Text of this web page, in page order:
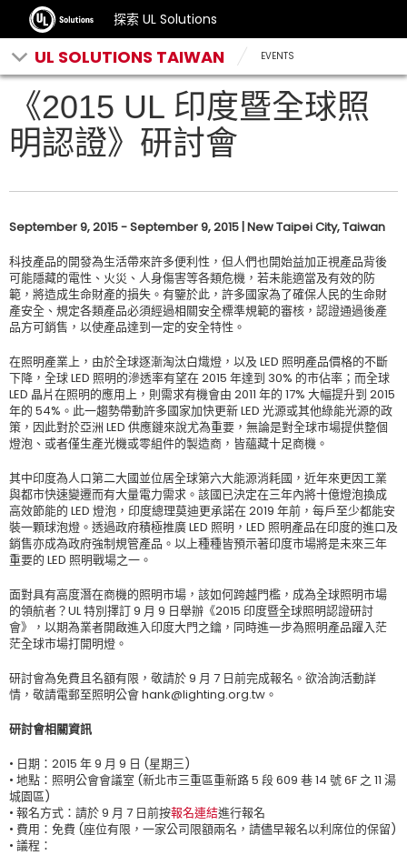
探索 UL Solutions
UL SOLUTIONS TAIWAN EVENTS
《2015 UL 印度暨全球照
明認證》研討會
September 9, 2015 - September 9, 2015 | New Taipei City, Taiwan
科技產品的開發為生活帶來許多便利性，但人們也開始益加正視產品背後
可能隱藏的電性、火災、人身傷害等各類危機，若未能適當及有效的防
範，將造成生命財產的損失。有鑒於此，許多國家為了確保人民的生命財
產安全、規定各類產品必須經過相關安全標準規範的審核，認證通過後產
品方可銷售，以使產品達到一定的安全特性。
在照明產業上，由於全球逐漸淘汰白熾燈，以及 LED 照明產品價格的不斷
下降，全球 LED 照明的滲透率有望在 2015 年達到 30% 的市佔率；而全球
LED 晶片在照明的應用上，則需求有機會由 2011 年的 17% 大幅提升到 2015
年的 54%。此一趨勢帶動許多國家加快更新 LED 光源或其他綠能光源的政
策，因此對於亞洲 LED 供應鏈來說尤為重要，無論是對全球市場提供整個
燈泡、或者僅生產光機或零組件的製造商，皆蘊藏十足商機。
其中印度為人口第二大國並位居全球第六大能源消耗國，近年來更因工業
與都市快速變遷而有大量電力需求。該國已決定在三年內將十億燈泡換成
高效節能的 LED 燈泡，印度總理莫迪更承諾在 2019 年前，每戶至少都能安
裝一顆球泡燈。透過政府積極推廣 LED 照明，LED 照明產品在印度的進口及
銷售亦成為政府強制規管產品。以上種種皆預示著印度市場將是未來三年
重要的 LED 照明戰場之一。
面對具有高度潛在商機的照明市場，該如何跨越門檻，成為全球照明市場
的領航者？UL 特別擇訂 9 月 9 日舉辦《2015 印度暨全球照明認證研討
會》，以期為業者開啟進入印度大門之鑰，同時進一步為照明產品躍入茫
茫全球市場打開明燈。
研討會為免費且名額有限，敬請於 9 月 7 日前完成報名。欲洽詢活動詳
情，敬請電郵至照明公會 hank@lighting.org.tw。
研討會相關資訊
• 日期：2015 年 9 月 9 日 (星期三)
• 地點：照明公會會議室 (新北市三重區重新路 5 段 609 巷 14 號 6F 之 11 湯
城園區)
• 報名方式：請於 9 月 7 日前按報名連結進行報名
• 費用：免費 (座位有限，一家公司限額兩名，請儘早報名以利席位的保留)
• 議程：